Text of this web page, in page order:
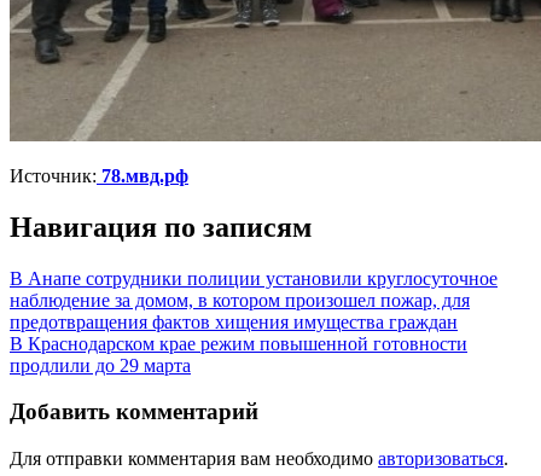
Источник: 78.мвд.рф
Навигация по записям
В Анапе сотрудники полиции установили круглосуточное
наблюдение за домом, в котором произошел пожар, для
предотвращения фактов хищения имущества граждан
В Краснодарском крае режим повышенной готовности
продлили до 29 марта
Добавить комментарий
Для отправки комментария вам необходимо авторизоваться.